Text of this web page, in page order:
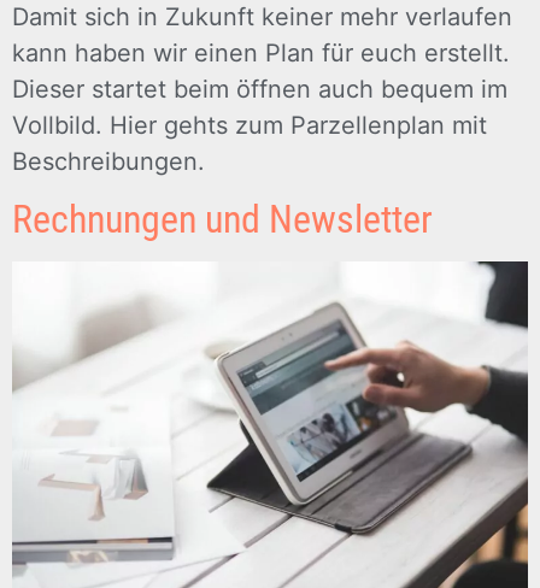
Damit sich in Zukunft keiner mehr verlaufen
kann haben wir einen Plan für euch erstellt.
Dieser startet beim öffnen auch bequem im
Vollbild. Hier gehts zum Parzellenplan mit
Beschreibungen.
Rechnungen und Newsletter